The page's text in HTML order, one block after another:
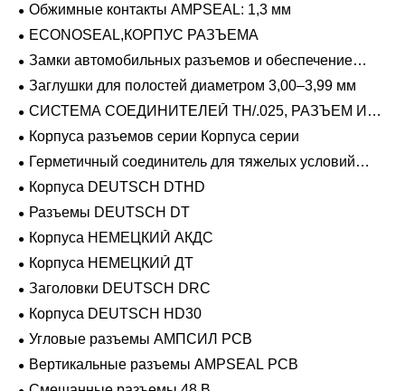
Обжимные контакты AMPSEAL: 1,3 мм
ECONOSEAL,КОРПУС РАЗЪЕМА
Замки автомобильных разъемов и обеспечение
положения
Заглушки для полостей диаметром 3,00–3,99 мм
СИСТЕМА СОЕДИНИТЕЛЕЙ TH/.025, РАЗЪЕМ И
ВКЛАДЫШ
Корпуса разъемов серии Корпуса серии
Герметичный соединитель для тяжелых условий
эксплуатации Фиксирующие направляющие серии
Корпуса DEUTSCH DTHD
Разъемы DEUTSCH DT
Корпуса НЕМЕЦКИЙ АКДС
Корпуса НЕМЕЦКИЙ ДТ
Заголовки DEUTSCH DRC
Корпуса DEUTSCH HD30
Угловые разъемы АМПСИЛ PCB
Вертикальные разъемы AMPSEAL PCB